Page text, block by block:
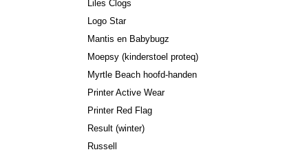
Liles Clogs
Logo Star
Mantis en Babybugz
Moepsy (kinderstoel proteq)
Myrtle Beach hoofd-handen
Printer Active Wear
Printer Red Flag
Result (winter)
Russell